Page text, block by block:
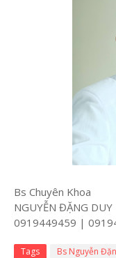
Bs Chuyên Khoa
NGUYỄN ĐẶNG DUY
0919449459 |
Tags Bs Nguyễn